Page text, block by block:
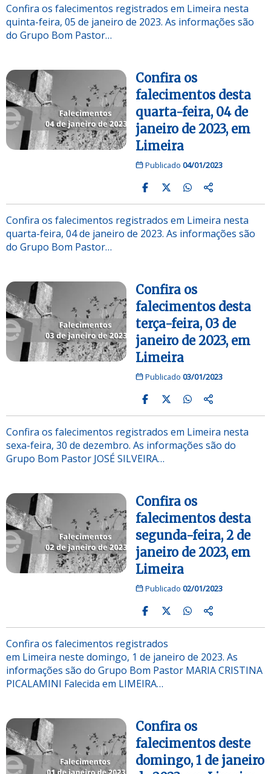
Confira os falecimentos registrados em Limeira nesta
quinta-feira, 05 de janeiro de 2023. As informações são
do Grupo Bom Pastor…
Confira os
falecimentos desta
quarta-feira, 04 de
janeiro de 2023, em
Limeira
Publicado 04/01/2023
Confira os falecimentos registrados em Limeira nesta
quarta-feira, 04 de janeiro de 2023. As informações são
do Grupo Bom Pastor…
Confira os
falecimentos desta
terça-feira, 03 de
janeiro de 2023, em
Limeira
Publicado 03/01/2023
Confira os falecimentos registrados em Limeira nesta
sexa-feira, 30 de dezembro. As informações são do
Grupo Bom Pastor JOSÉ SILVEIRA…
Confira os
falecimentos desta
segunda-feira, 2 de
janeiro de 2023, em
Limeira
Publicado 02/01/2023
Confira os falecimentos registrados
em Limeira neste domingo, 1 de janeiro de 2023. As
informações são do Grupo Bom Pastor MARIA CRISTINA
PICALAMINI Falecida em LIMEIRA…
Confira os
falecimentos deste
domingo, 1 de janeiro